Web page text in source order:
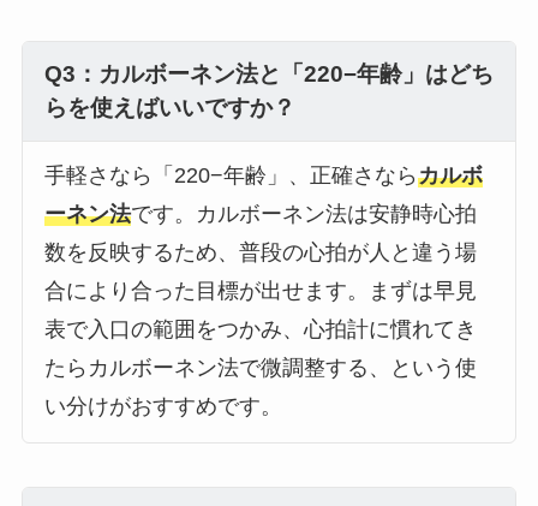
Q3：カルボーネン法と「220−年齢」はどち
らを使えばいいですか？
手軽さなら「220−年齢」、正確さならカルボ
ーネン法です。カルボーネン法は安静時心拍
数を反映するため、普段の心拍が人と違う場
合により合った目標が出せます。まずは早見
表で入口の範囲をつかみ、心拍計に慣れてき
たらカルボーネン法で微調整する、という使
い分けがおすすめです。